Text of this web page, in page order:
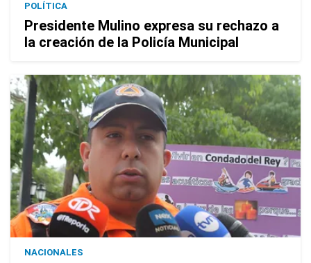
POLÍTICA
Presidente Mulino expresa su rechazo a
la creación de la Policía Municipal
NACIONALES